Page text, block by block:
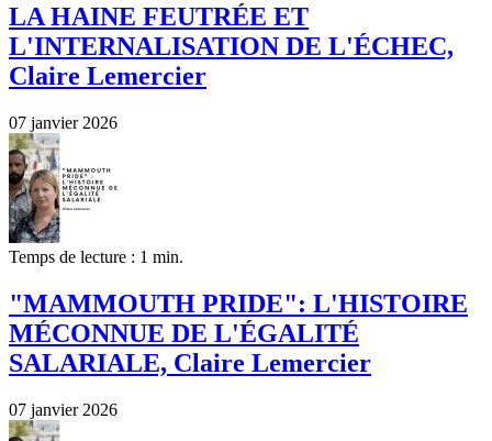
LA HAINE FEUTRÉE ET
L'INTERNALISATION DE L'ÉCHEC,
Claire Lemercier
07 janvier 2026
Temps de lecture : 1 min.
"MAMMOUTH PRIDE": L'HISTOIRE
MÉCONNUE DE L'ÉGALITÉ
SALARIALE, Claire Lemercier
07 janvier 2026